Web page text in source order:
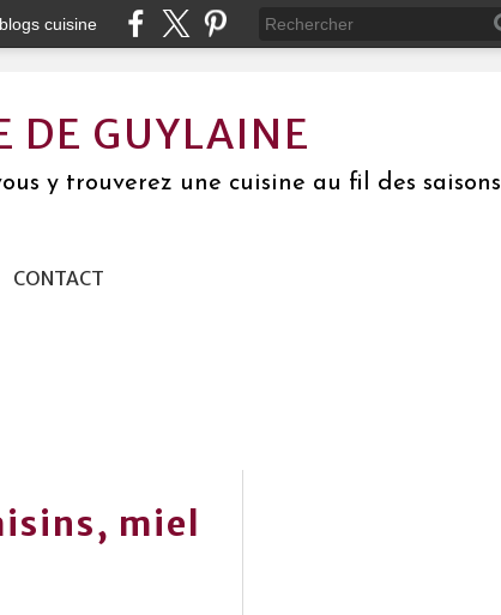
cuisine
DE GUYLAINE
y trouverez une cuisine au fil des saisons
CONTACT
miel